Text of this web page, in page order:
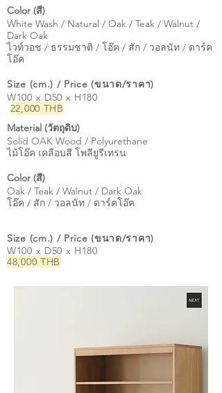
Color (สี)
White Wash / Natural / Oak / Teak / Walnut /
Dark Oak
ไวท์วอช / ธรรมชาติ / โอ๊ค / สัก / วอลนัท / ดาร์ค
โอ๊ค
Size (cm.) / Price (ขนาด/ราคา)
W100 x D50 x H180
22,000 THB
Material (วัตถุดิบ)
Solid OAK Wood / Polyurethane
ไม้โอ๊ค เคลือบสี โพลียูรีเทรน
Color (สี)
Oak / Teak / Walnut / Dark Oak
โอ๊ค / สัก / วอลนัท / ดาร์คโอ๊ค
Size (cm.) / Price (ขนาด/ราคา)
W100 x D50 x H180
48,000 THB